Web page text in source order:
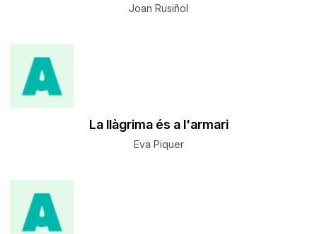
Joan Rusiñol
La llàgrima és a l'armari
Eva Piquer